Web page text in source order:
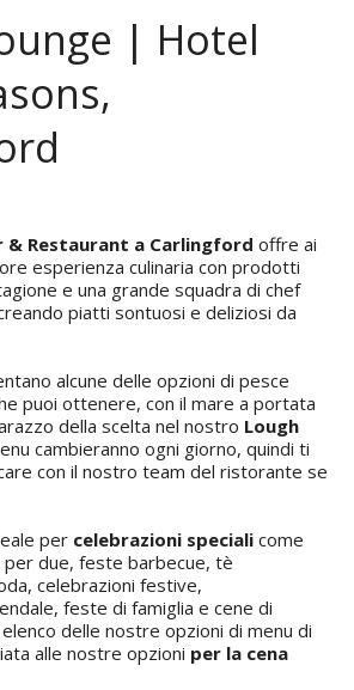
| Hotel
& Restaurant a Carlingford offre ai
esperienza culinaria con prodotti
e una grande squadra di chef
piatti sontuosi e deliziosi da
alcune delle opzioni di pesce
puoi ottenere, con il mare a portata
della scelta nel nostro Lough
cambieranno ogni giorno, quindi ti
con il nostro team del ristorante se
per celebrazioni speciali come
per due, feste barbecue, tè
celebrazioni festive,
feste di famiglia e cene di
delle nostre opzioni di menu di
alle nostre opzioni per la cena